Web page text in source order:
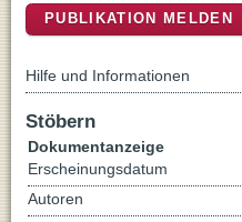
PUBLIKATION MELDEN
Hilfe und Informationen
Stöbern
Dokumentanzeige
Erscheinungsdatum
Autoren